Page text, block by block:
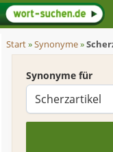
Start»Synonyme»
Synonyme für